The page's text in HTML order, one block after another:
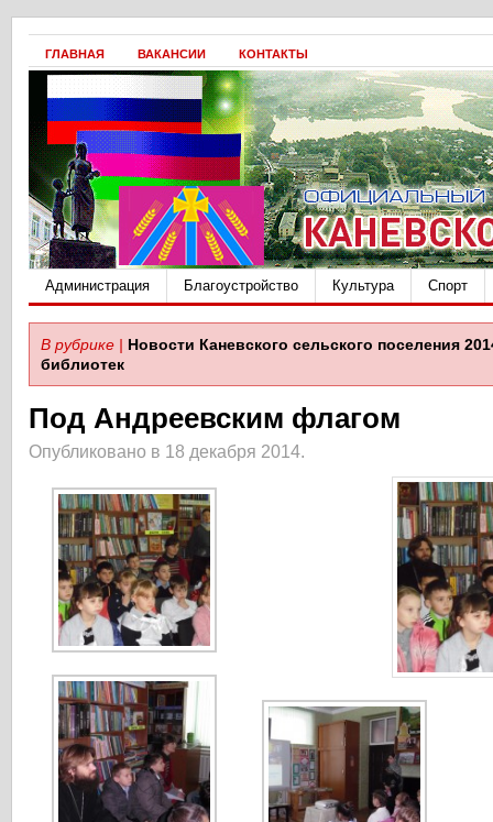
ГЛАВНАЯ ВАКАНСИИ КОНТАКТЫ
Администрация Благоустройство Культура Спорт
В рубрике | Новости Каневского сельского поселения
библиотек
Под Андреевским флагом
Опубликовано в 18 декабря 2014.